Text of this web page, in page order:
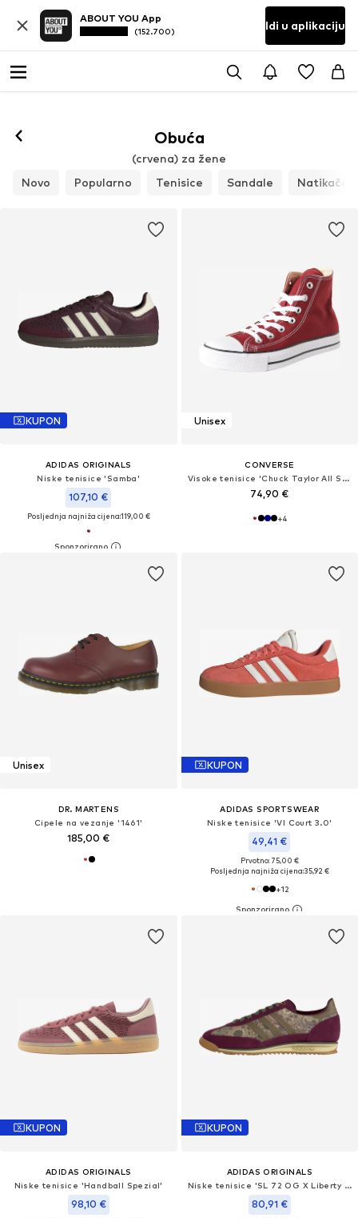
ABOUT YOU App
(152.700) Idi u aplikaciju
Obuća
(crvena) za žene
Novo
Popularno Tenisice Sandale Natikače
KUPON
ADIDAS ORIGINALS
Niske tenisice 'Samba'
107,10 €
Posljednja najniža cijena:119,00 €
Unisex
CONVERSE
Visoke tenisice 'Chuck Taylor All Star'
74,90 €
+4
Unisex
DR. MARTENS
Cipele na vezanje '1461'
185,00 €
KUPON
ADIDAS SPORTSWEAR
Niske tenisice 'Vl Court 3.0'
49,41 €
Prvotno: 75,00 €
Posljednja najniža cijena:35,92 €
+12
KUPON
ADIDAS ORIGINALS
Niske tenisice 'Handball Spezial'
98,10 €
KUPON
ADIDAS ORIGINALS
Niske tenisice 'SL 72 OG X Liberty London'
80,91 €